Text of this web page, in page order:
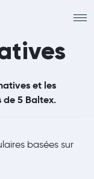
et les
5 Baltex.
basées sur